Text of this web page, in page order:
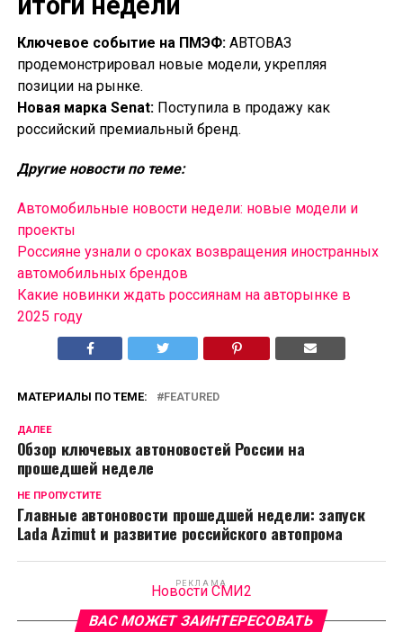
Ключевое событие на ПМЭФ:АВТОВАЗ
продемонстрировал новые модели, укрепляя
позиции на рынке.
Новая марка Senat:Поступила в продажу как
российский премиальный бренд.
Другие новости по теме:
Автомобильные новости недели: новые модели и
проекты
Россияне узнали о сроках возвращения иностранных
автомобильных брендов
Какие новинки ждать россиянам на авторынке в
2025 году
МАТЕРИАЛЫ ПО ТЕМЕ: FEATURED
ДАЛЕЕ
Обзор ключевых автоновостей России на
прошедшей неделе
НЕ ПРОПУСТИТЕ
Главные автоновости прошедшей недели: запуск
Lada Azimut и развитие российского автопрома
РЕКЛАМА
Новости СМИ2
ВАС МОЖЕТ ЗАИНТЕРЕСОВАТЬ